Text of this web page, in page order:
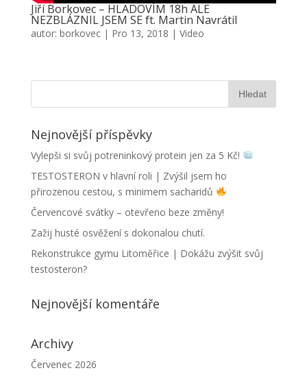
Jiří Borkovec – HLADOVÍM 18h ALE
NEZBLÁZNIL JSEM SE ft. Martin Navrátil
autor: borkovec| Pro 13, 2018 | Video
Nejnovější příspěvky
Vylepši si svůj potreninkový protein jen za 5 Kč!
TESTOSTERON v hlavní roli | Zvýšil jsem ho
přirozenou cestou, s minimem sacharidů
Červencové svátky – otevřeno beze změny!
Zažij husté osvěžení s dokonalou chutí.
Rekonstrukce gymu Litoměřice | Dokážu zvýšit svůj
testosteron?
Nejnovější komentáře
Archivy
Červenec 2026